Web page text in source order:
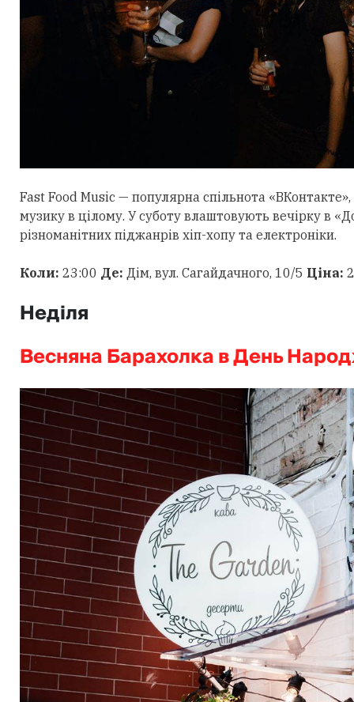
Fast Food Music — популярна спільнота
музику в цілому. У суботу влаштовують вечірку в
різноманітних піджанрів хіп-хопу та електроніки.
Коли: 23:00 Де: Дім, вул. Сагайдачного, 10/5 Ціна:
Неділя
Весняна Барахолка в День